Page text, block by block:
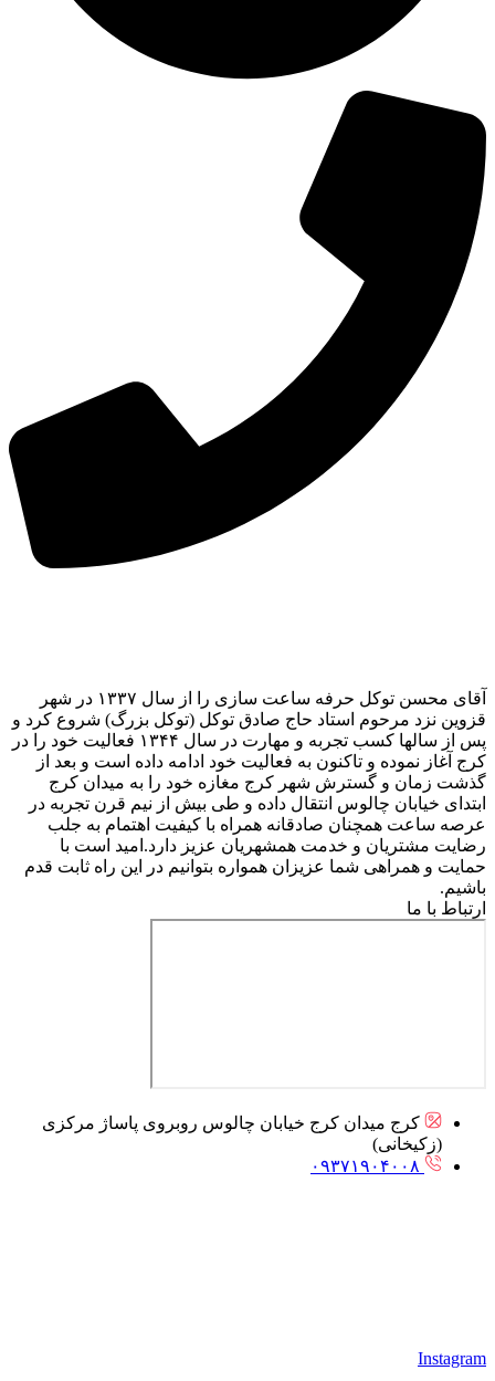
آقای محسن توکل حرفه ساعت سازی را از سال ۱۳۳۷ در شهر
قزوین نزد مرحوم استاد حاج صادق توکل (توکل بزرگ) شروع کرد و
پس از سالها کسب تجربه و مهارت در سال ۱۳۴۴ فعالیت خود را در
کرج آغاز نموده و تاکنون به فعالیت خود ادامه داده است و بعد از
گذشت زمان و گسترش شهر کرج مغازه خود را به میدان کرج
ابتدای خیابان چالوس انتقال داده و طی بیش از نیم قرن تجربه در
عرصه ساعت همچنان صادقانه همراه با کیفیت اهتمام به جلب
رضایت مشتریان و خدمت همشهریان عزیز دارد.امید است با
حمایت و همراهی شما عزیزان همواره بتوانیم در این راه ثابت قدم
باشیم.
ارتباط با ما
کرج میدان کرج خیابان چالوس روبروی پاساژ مرکزی
(زکیخانی)
۰۹۳۷۱۹۰۴۰۰۸
Instagram